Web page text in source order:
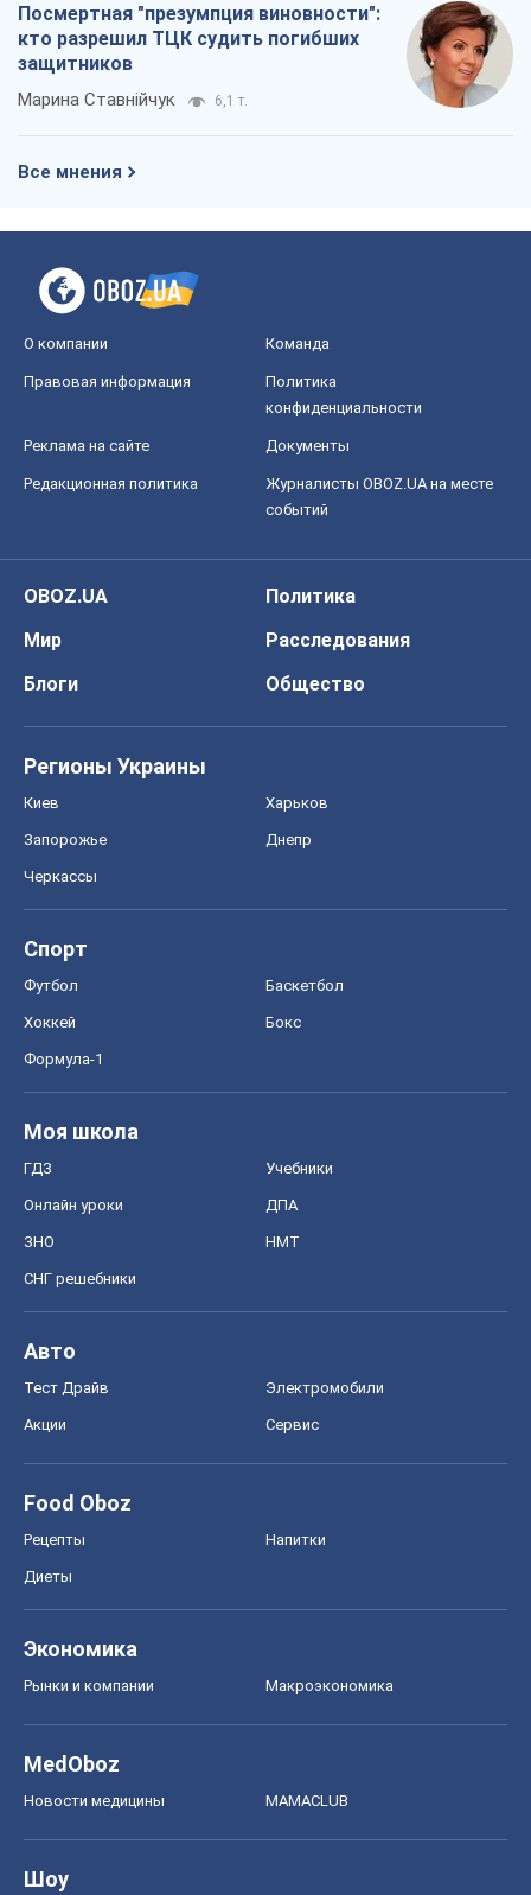
Посмертная "презумпция виновности":
кто разрешил ТЦК судить погибших
защитников
Марина Ставнійчук 6,1 т.
Все мнения
О компании Команда
Правовая информация
Политика
конфиденциальности
Реклама на сайте Документы
Редакционная политика
Журналисты OBOZ.UA на месте
событий
OBOZ.UA
Политика
Мир
Расследования
Блоги
Общество
Регионы Украины
Киев Харьков
Запорожье Днепр
Черкассы
Спорт
Футбол Баскетбол
Хоккей Бокс
Формула-1
Моя школа
ГДЗ Учебники
Онлайн уроки ДПА
ЗНО НМТ
СНГ решебники
Авто
Тест Драйв Электромобили
Акции Сервис
Food Oboz
Рецепты Напитки
Диеты
Экономика
Рынки и компании Mакроэкономика
MedOboz
Новости медицины MAMACLUB
Шоу